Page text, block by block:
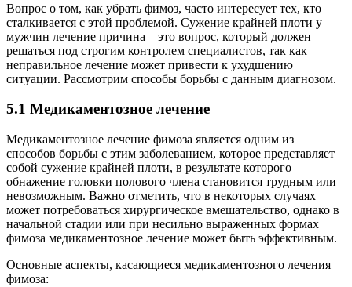
Вопрос о том, как убрать фимоз, часто интересует тех, кто
сталкивается с этой проблемой. Сужение крайней плоти у
мужчин лечение причина – это вопрос, который должен
решаться под строгим контролем специалистов, так как
неправильное лечение может привести к ухудшению
ситуации. Рассмотрим способы борьбы с данным диагнозом.
5.1 Медикаментозное лечение
Медикаментозное лечение фимоза является одним из
способов борьбы с этим заболеванием, которое представляет
собой сужение крайней плоти, в результате которого
обнажение головки полового члена становится трудным или
невозможным. Важно отметить, что в некоторых случаях
может потребоваться хирургическое вмешательство, однако в
начальной стадии или при несильно выраженных формах
фимоза медикаментозное лечение может быть эффективным.
Основные аспекты, касающиеся медикаментозного лечения
фимоза: